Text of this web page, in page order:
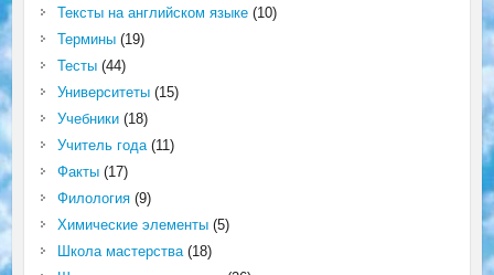
Тексты на английском языке(10)
Термины(19)
Тесты(44)
Университеты(15)
Учебники(18)
Учитель года(11)
Факты(17)
Филология(9)
Химические элементы(5)
Школа мастерства(18)